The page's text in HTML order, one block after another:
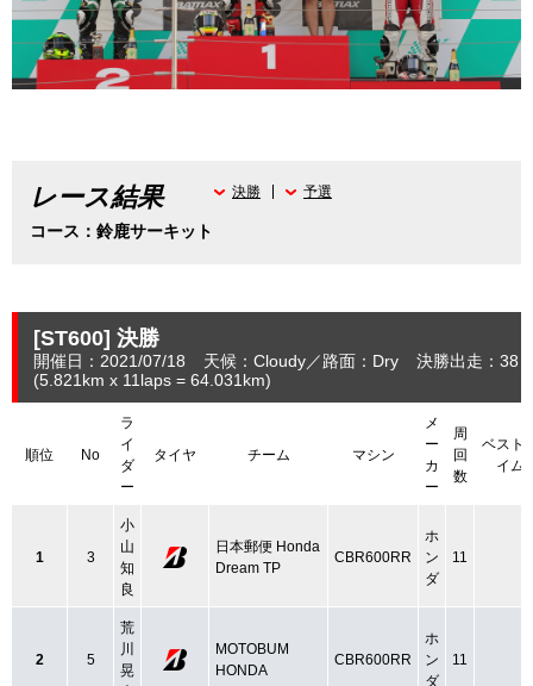
レース結果
コース：鈴鹿サーキット
決勝 予選
[ST600] 決勝
開催日：2021/07/18 天候：Cloudy 路面：Dry
決勝出走：38
(5.821 km x 11laps = 64.031 km)
順位 No
ラ
イ
ダ
ー
タイヤ チーム マシン
メ
ー
カ
ー
周
回
数
ベスト
イム
1 3
小
山
知
良
日本郵便 Honda
Dream TP
CBR600RR
ホ
ン
ダ
11
2 5
荒
川
晃
MOTOBUM
HONDA
CBR600RR
ホ
ン
ダ
11